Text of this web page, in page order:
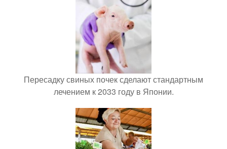
Пересадку свиных почек сделают стандартным
лечением к 2033 году в Японии.